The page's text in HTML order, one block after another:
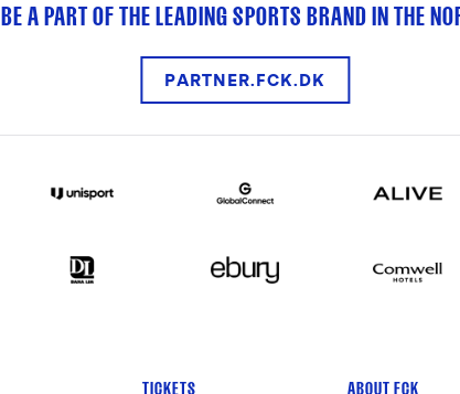
BE A PART OF THE LEADING SPORTS BRAND IN THE
PARTNER.FCK.DK
TICKETS ABOUT FCK